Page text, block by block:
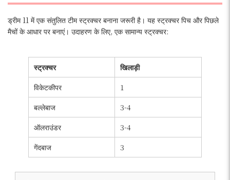
ड्रीम 11 में एक संतुलित टीम स्ट्रक्चर बनाना जरूरी है। यह स्ट्रक्चर पिच और पिछले
मैचों के आधार पर बनाएं। उदाहरण के लिए, एक सामान्य स्ट्रक्चर:
स्ट्रक्चर
खिलाड़ी
विकेटकीपर
1
बल्लेबाज
3-4
ऑलराउंडर
3-4
गेंदबाज
3